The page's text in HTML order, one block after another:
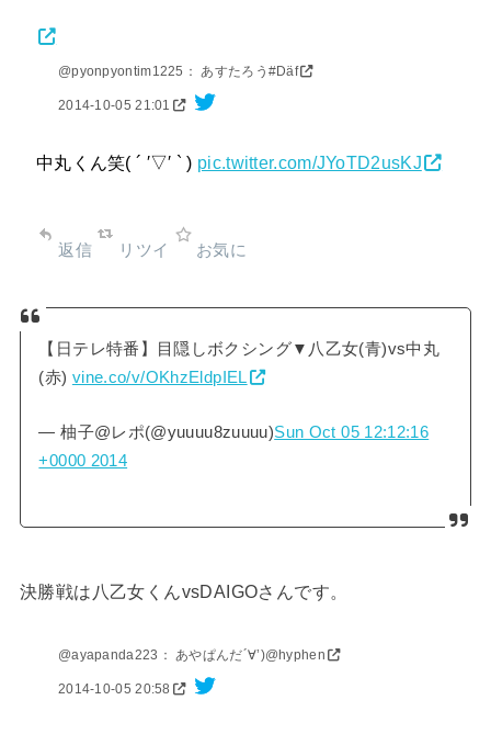
@pyonpyontim1225： あすたろう#Däf
2014-10-05 21:01
中丸くん笑( ´ ′▽′ ` ) pic.twitter.com/JYoTD2usKJ
返信 リツイ お気に
【日テレ特番】目隠しボクシング▼八乙女(青)vs中丸
(赤) vine.co/v/OKhzEldpIEL
— 柚子@レポ(@yuuuu8zuuuu)Sun Oct 05 12:12:16
+0000 2014
決勝戦は八乙女くんvsDAIGOさんです。
@ayapanda223： あやぱんだ´∀’)@hyphen
2014-10-05 20:58